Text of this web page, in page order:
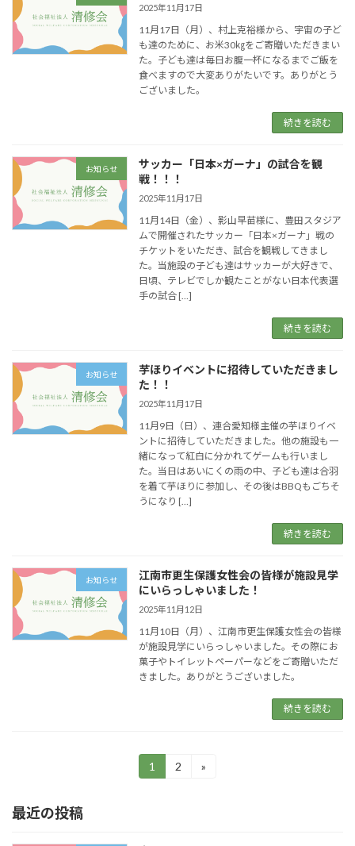
2025年11月17日
11月17日（月）、村上克裕様から、宇宙の子ど
も達のために、お米30㎏をご寄贈いただきまい
た。子ども達は毎日お腹一杯になるまでご飯を
食べますので大変ありがたいです。ありがとう
ございました。
続きを読む
お知らせ
サッカー「日本×ガーナ」の試合を観
戦！！！
2025年11月17日
11月14日（金）、影山早苗様に、豊田スタジア
ムで開催されたサッカー「日本×ガーナ」戦の
チケットをいただき、試合を観戦してきまし
た。当施設の子ども達はサッカーが大好きで、
日頃、テレビでしか観たことがない日本代表選
手の試合 […]
続きを読む
お知らせ
芋ほりイベントに招待していただきまし
た！！
2025年11月17日
11月9日（日）、連合愛知様主催の芋ほりイベ
ントに招待していただきました。他の施設も一
緒になって紅白に分かれてゲームも行いまし
た。当日はあいにくの雨の中、子ども達は合羽
を着て芋ほりに参加し、その後はBBQもごちそ
うになり […]
続きを読む
お知らせ
江南市更生保護女性会の皆様が施設見学
にいらっしゃいました！
2025年11月12日
11月10日（月）、江南市更生保護女性会の皆様
が施設見学にいらっしゃいました。その際にお
菓子やトイレットペーパーなどをご寄贈いただ
きました。ありがとうございました。
続きを読む
の
固
定
1
固
2 »
最近の投稿